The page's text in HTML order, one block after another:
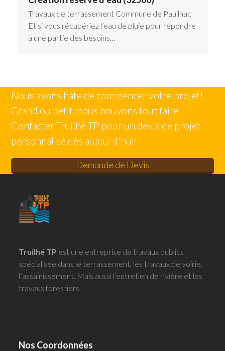
Travaux de terrassement Commune de Pauilhac
Et si vous récupériez l’eau de pluie pour répondre
à une partie des besoins…
Nous avons hâte de commencer votre projet!
Grand ou petit, nous pouvons tout faire.
Contacter Truilhé TP pour un devis de projet
personnalisé dès aujourd'hui!
Demande de Devis
Truilhé TP est une entreprise de travaux publics
spécialisée dans le terrassement, les travaux de voirie,
l’assainissement. Mais aussi l’entretien de rivière et les
travaux forestiers.
Nos Coordonnées